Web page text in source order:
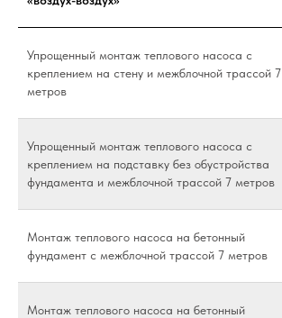
Упрощенный монтаж теплового насоса с
креплением на стену и межблочной трассой 7
метров
Упрощенный монтаж теплового насоса с
креплением на подставку без обустройства
фундамента и межблочной трассой 7 метров
Монтаж теплового насоса на бетонный
фундамент с межблочной трассой 7 метров
Монтаж теплового насоса на бетонный